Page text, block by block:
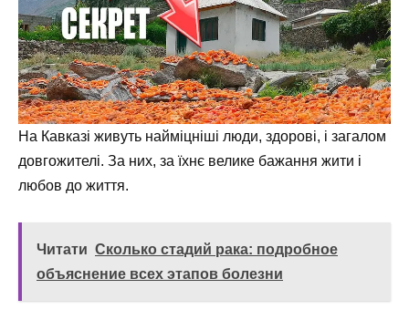
На Кавказі живуть найміцніші люди, здорові, і загалом
довгожителі. За них, за їхнє велике бажання жити і
любов до життя.
Читати Сколько стадий рака: подробное
объяснение всех этапов болезни